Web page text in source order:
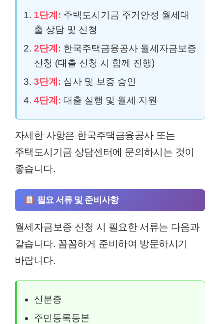
1단계: 주택도시기금 주거안정 월세대
출 상담 및 신청
2단계: 한국주택금융공사 월세자금보증
신청 (대출 신청 시 함께 진행)
3단계: 심사 및 보증 승인
4단계: 대출 실행 및 월세 지원
자세한 사항은 한국주택금융공사 또는
주택도시기금 상담센터에 문의하시는 것이
좋습니다.
필요 서류 및 준비사항
월세자금보증 신청 시 필요한 서류는 다음과
같습니다. 꼼꼼하게 준비하여 방문하시기
바랍니다.
신분증
주민등록등본